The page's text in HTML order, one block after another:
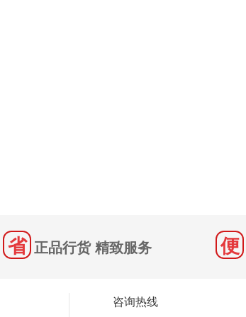
正品行货 精致服务
咨询热线